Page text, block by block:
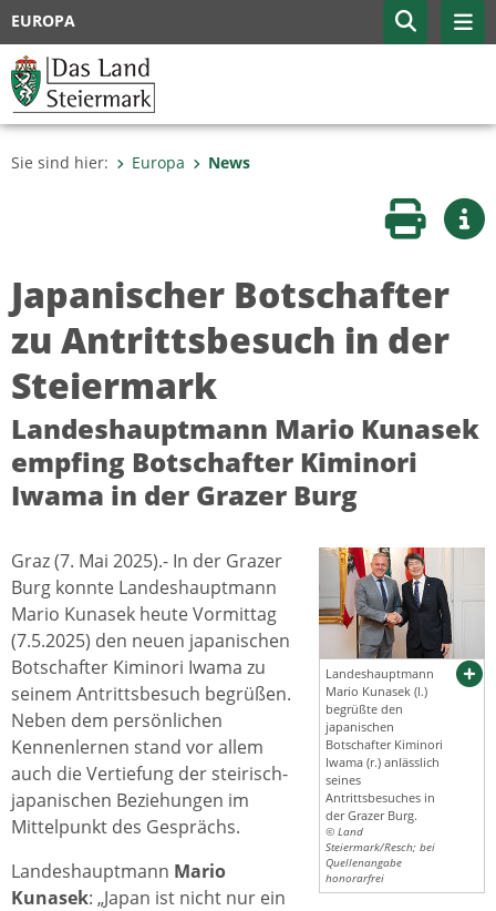
EUROPA
Sie sind hier: Europa News
Seite
Japanischer Botschafter
zu Antrittsbesuch in der
Steiermark
Landeshauptmann Mario Kunasek
empfing Botschafter Kiminori
Iwama in der Grazer Burg
Landeshauptmann
Mario Kunasek (l.)
begrüßte den
japanischen
Botschafter Kiminori
Iwama (r.) anlässlich
seines
Antrittsbesuches in
der Grazer Burg.
© Land
Steiermark/Resch; bei
Quellenangabe
honorarfrei
Graz (7. Mai 2025).- In der Grazer
Burg konnte Landeshauptmann
Mario Kunasek heute Vormittag
(7.5.2025) den neuen japanischen
Botschafter Kiminori Iwama zu
seinem Antrittsbesuch begrüßen.
Neben dem persönlichen
Kennenlernen stand vor allem
auch die Vertiefung der steirisch-
japanischen Beziehungen im
Mittelpunkt des Gesprächs.
Landeshauptmann Mario
Kunasek: „Japan ist nicht nur ein